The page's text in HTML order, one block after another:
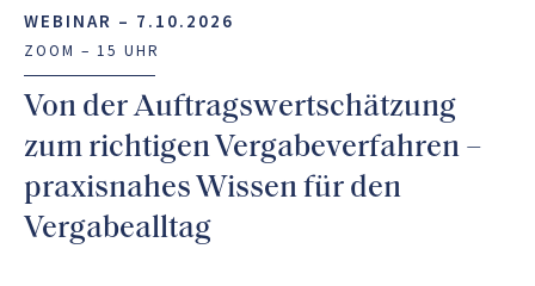
WEBINAR – 7.10.2026
ZOOM – 15 UHR
Von der Auftragswertschätzung
zum richtigen Vergabeverfahren –
praxisnahes Wissen für den
Vergabealltag